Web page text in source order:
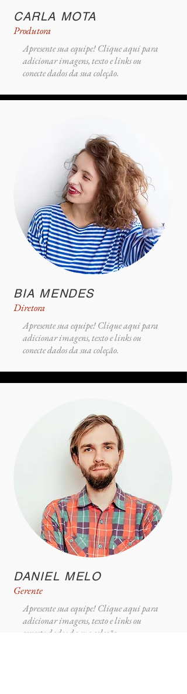
CARLA MOTA
Produtora
Apresente sua equipe! Clique aqui para
adicionar imagens, texto e links ou
conecte dados da sua coleção.
BIA MENDES
Diretora
Apresente sua equipe! Clique aqui para
adicionar imagens, texto e links ou
conecte dados da sua coleção.
DANIEL MELO
Gerente
Apresente sua equipe! Clique aqui para
adicionar imagens, texto e links ou
conecte dados da sua coleção.